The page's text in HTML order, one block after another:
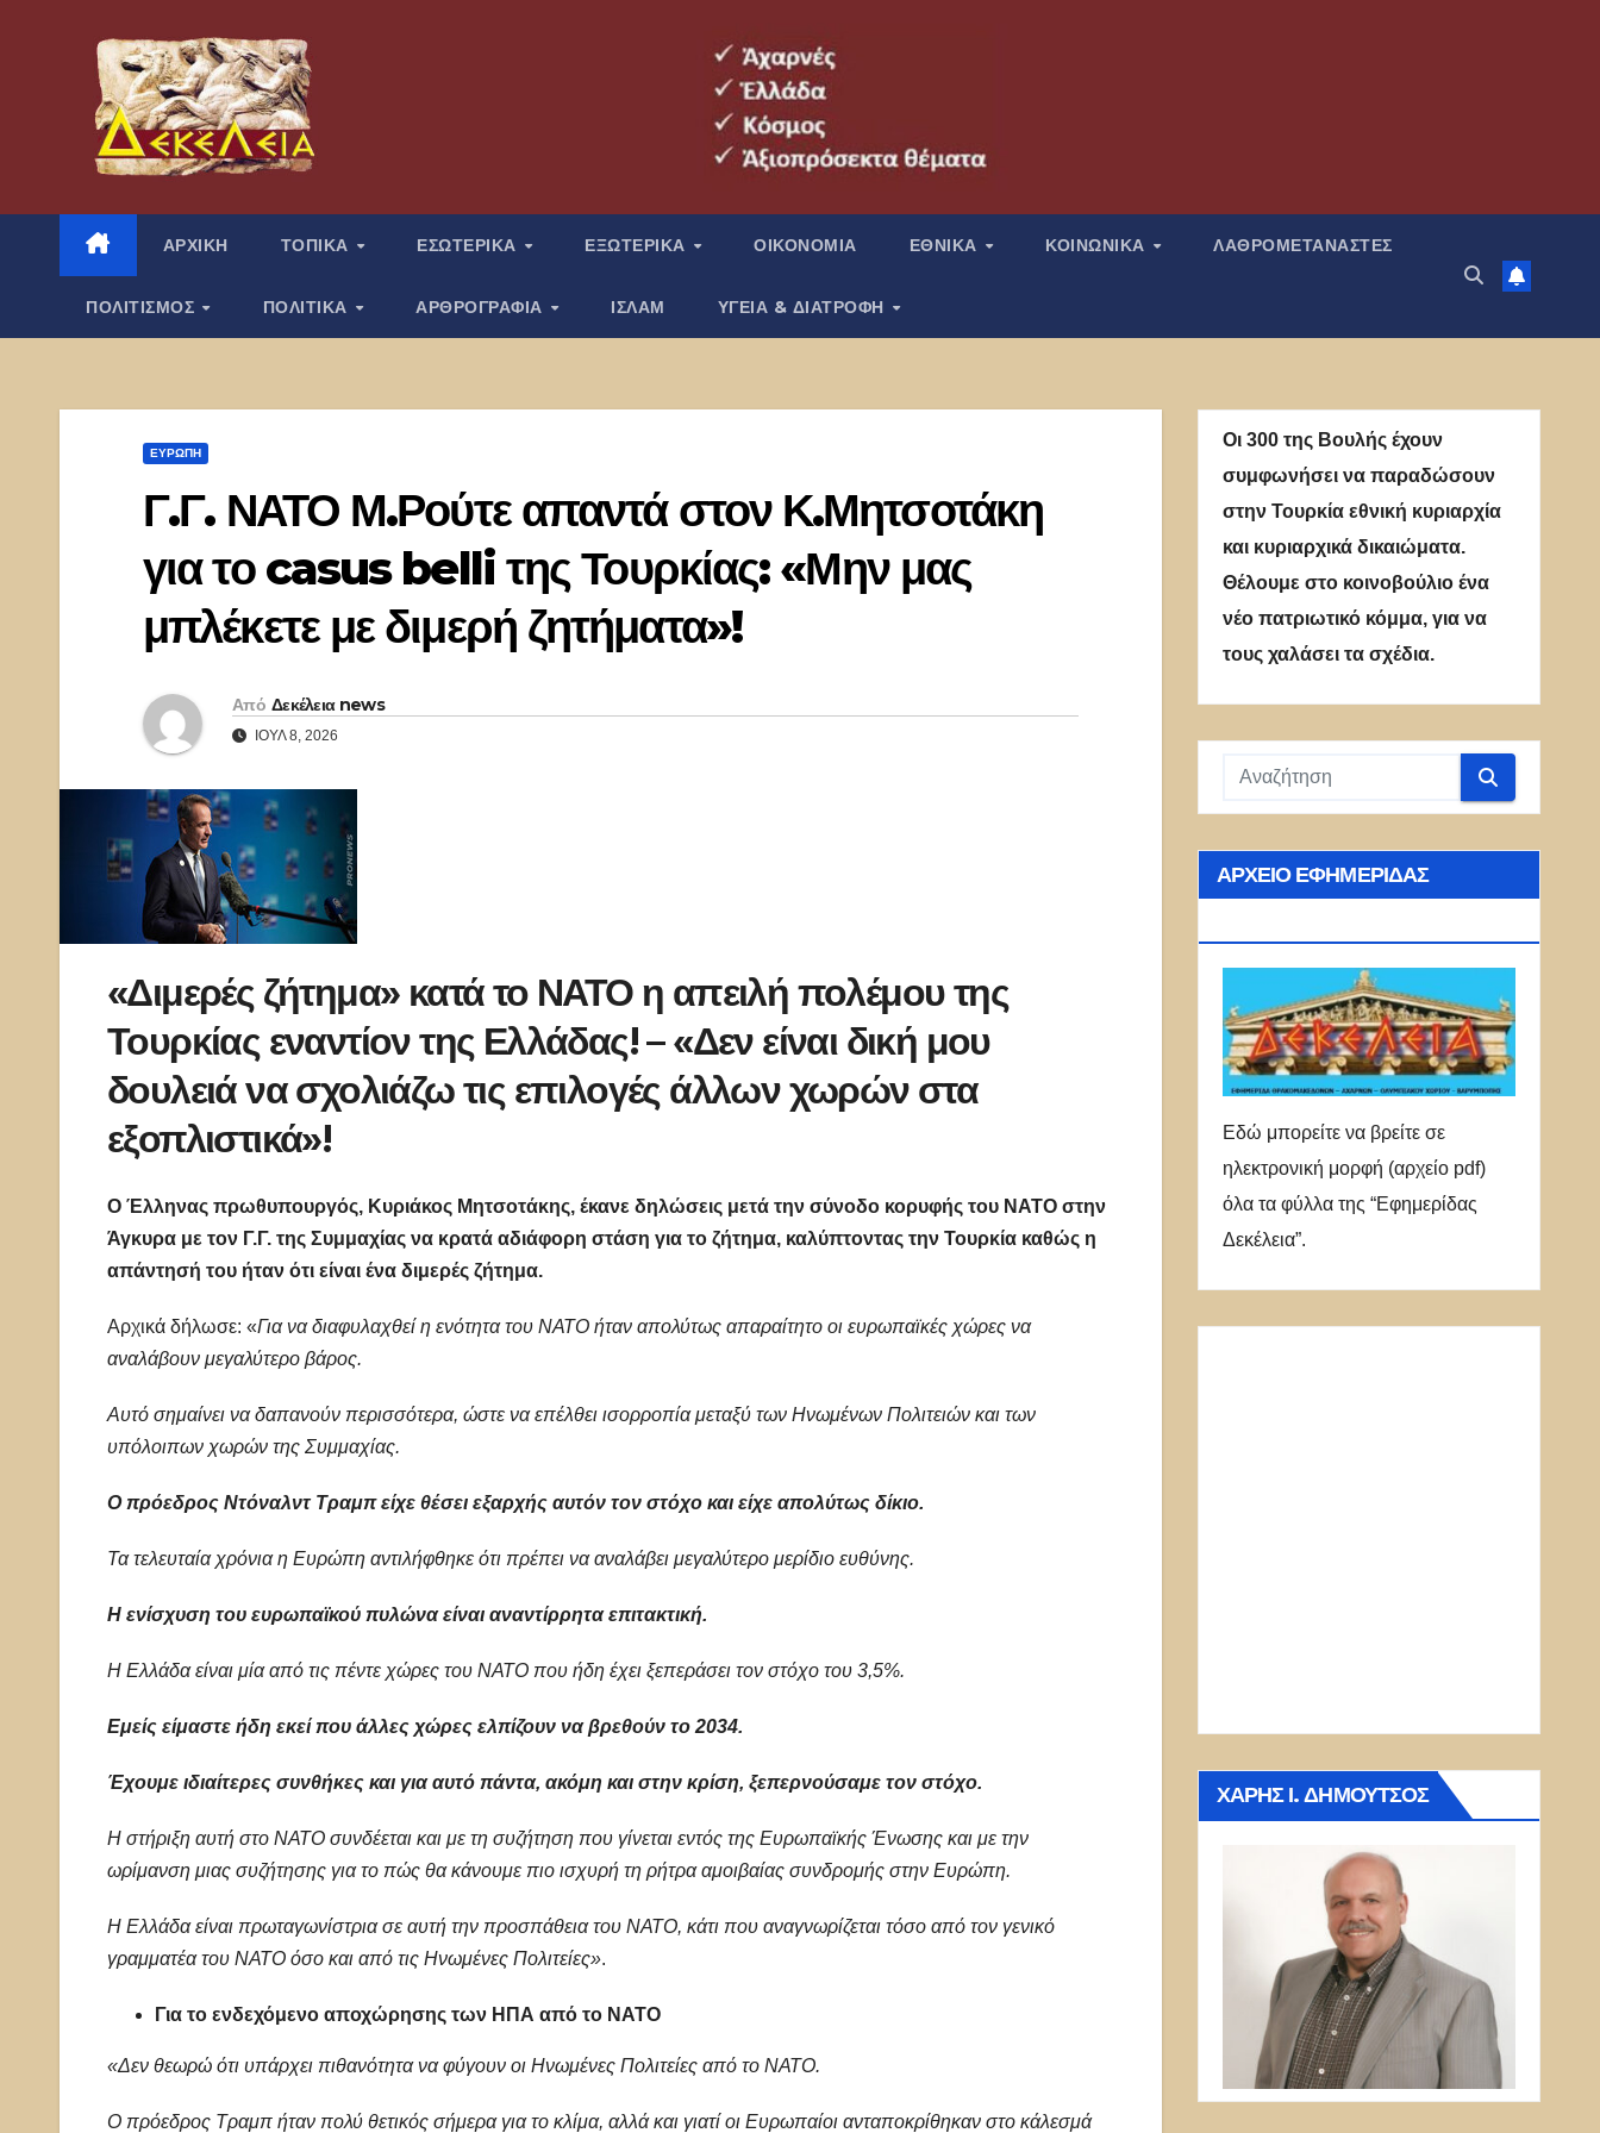
περιεχόμενο
ΑΡΧΙΚΗ ΤΟΠΙΚΑ ΕΣΩΤΕΡΙΚΑ ΕΞΩΤΕΡΙΚΑ ΟΙΚΟΝΟΜΙΑ ΕΘΝΙΚΑ ΚΟΙΝΩΝΙΚΑ ΛΑΘΡΟΜΕΤΑΝΑΣΤΕΣ
ΠΟΛΙΤΙΣΜΟΣ ΠΟΛΙΤΙΚΑ ΑΡΘΡΟΓΡΑΦΙΑ ΙΣΛΑΜ ΥΓΕΙΑ & ΔΙΑΤΡΟΦΗ
ΕΥΡΏΠΗ
Γ.Γ. ΝΑΤΟ Μ.Ρούτε απαντά στον Κ.Μητσοτάκη
για το casus belli της Τουρκίας: «Μην μας
μπλέκετε με διμερή ζητήματα»!
Από Δεκέλεια news
ΙΟΎΛ 8, 2026
«Διμερές ζήτημα» κατά το ΝΑΤΟ η απειλή πολέμου της
Τουρκίας εναντίον της Ελλάδας! – «Δεν είναι δική μου
δουλειά να σχολιάζω τις επιλογές άλλων χωρών στα
εξοπλιστικά»!
Ο Έλληνας πρωθυπουργός, Κυριάκος Μητσοτάκης, έκανε δηλώσεις μετά την σύνοδο κορυφής του ΝΑΤΟ στην
Άγκυρα με τον Γ.Γ. της Συμμαχίας να κρατά αδιάφορη στάση για το ζήτημα, καλύπτοντας την Τουρκία καθώς η
απάντησή του ήταν ότι είναι ένα διμερές ζήτημα.
Αρχικά δήλωσε: «Για να διαφυλαχθεί η ενότητα του ΝΑΤΟ ήταν απολύτως απαραίτητο οι ευρωπαϊκές χώρες να
αναλάβουν μεγαλύτερο βάρος.
Αυτό σημαίνει να δαπανούν περισσότερα, ώστε να επέλθει ισορροπία μεταξύ των Ηνωμένων Πολιτειών και των
υπόλοιπων χωρών της Συμμαχίας.
Ο πρόεδρος Ντόναλντ Τραμπ είχε θέσει εξαρχής αυτόν τον στόχο και είχε απολύτως δίκιο.
Τα τελευταία χρόνια η Ευρώπη αντιλήφθηκε ότι πρέπει να αναλάβει μεγαλύτερο μερίδιο ευθύνης.
Η ενίσχυση του ευρωπαϊκού πυλώνα είναι αναντίρρητα επιτακτική.
Η Ελλάδα είναι μία από τις πέντε χώρες του ΝΑΤΟ που ήδη έχει ξεπεράσει τον στόχο του 3,5%.
Εμείς είμαστε ήδη εκεί που άλλες χώρες ελπίζουν να βρεθούν το 2034.
Έχουμε ιδιαίτερες συνθήκες και για αυτό πάντα, ακόμη και στην κρίση, ξεπερνούσαμε τον στόχο.
Η στήριξη αυτή στο ΝΑΤΟ συνδέεται και με τη συζήτηση που γίνεται εντός της Ευρωπαϊκής Ένωσης και με την
ωρίμανση μιας συζήτησης για το πώς θα κάνουμε πιο ισχυρή τη ρήτρα αμοιβαίας συνδρομής στην Ευρώπη.
Η Ελλάδα είναι πρωταγωνίστρια σε αυτή την προσπάθεια του ΝΑΤΟ, κάτι που αναγνωρίζεται τόσο από τον γενικό
γραμματέα του ΝΑΤΟ όσο και από τις Ηνωμένες Πολιτείες».
Για το ενδεχόμενο αποχώρησης των ΗΠΑ από το ΝΑΤΟ
«Δεν θεωρώ ότι υπάρχει πιθανότητα να φύγουν οι Ηνωμένες Πολιτείες από το ΝΑΤΟ.
Ο πρόεδρος Τραμπ ήταν πολύ θετικός σήμερα για το κλίμα, αλλά και γιατί οι Ευρωπαίοι ανταποκρίθηκαν στο κάλεσμά
Οι 300 της Βουλής έχουν
συμφωνήσει να παραδώσουν
στην Τουρκία εθνική κυριαρχία
και κυριαρχικά δικαιώματα.
Θέλουμε στο κοινοβούλιο ένα
νέο πατριωτικό κόμμα, για να
τους χαλάσει τα σχέδια.
ΑΡΧΕΊΟ ΕΦΗΜΕΡΊΔΑΣ
Εδώ μπορείτε να βρείτε σε
ηλεκτρονική μορφή (αρχείο pdf)
όλα τα φύλλα της “Εφημερίδας
Δεκέλεια”.
ΧΆΡΗΣ Ι. ΔΗΜΟΎΤΣΟΣ